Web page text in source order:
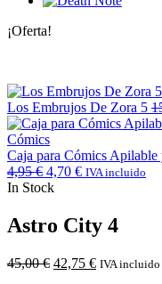
¡Oferta!
Los Embrujos De Zora 5
Caja para Cómics
4,95€ 4,70 € IVA incluido
In Stock
Astro City 4
45,00€ 42,75 € IVA incluido